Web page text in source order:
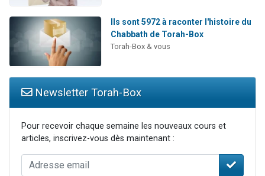
Ils sont 5972 à raconter l'histoire du
Chabbath de Torah-Box
Torah-Box & vous
Newsletter Torah-Box
Pour recevoir chaque semaine les nouveaux cours et
articles, inscrivez-vous dès maintenant :